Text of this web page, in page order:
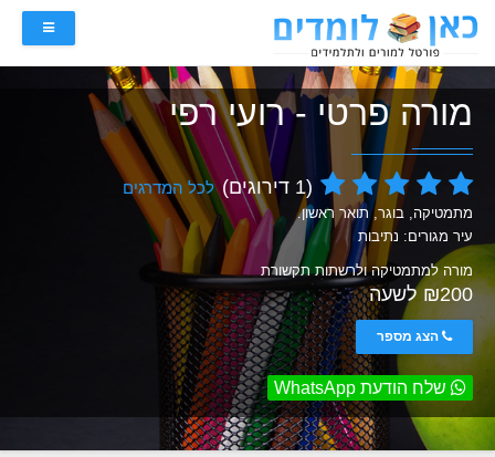
מורה פרטי - רועי רפי
(1 דירוגים) לכל המדרגים
מתמטיקה, בוגר, תואר ראשון.
עיר מגורים: נתיבות
מורה למתמטיקה ולרשתות תקשורת
₪200 לשעה
הצג מספר
שלח הודעת WhatsApp